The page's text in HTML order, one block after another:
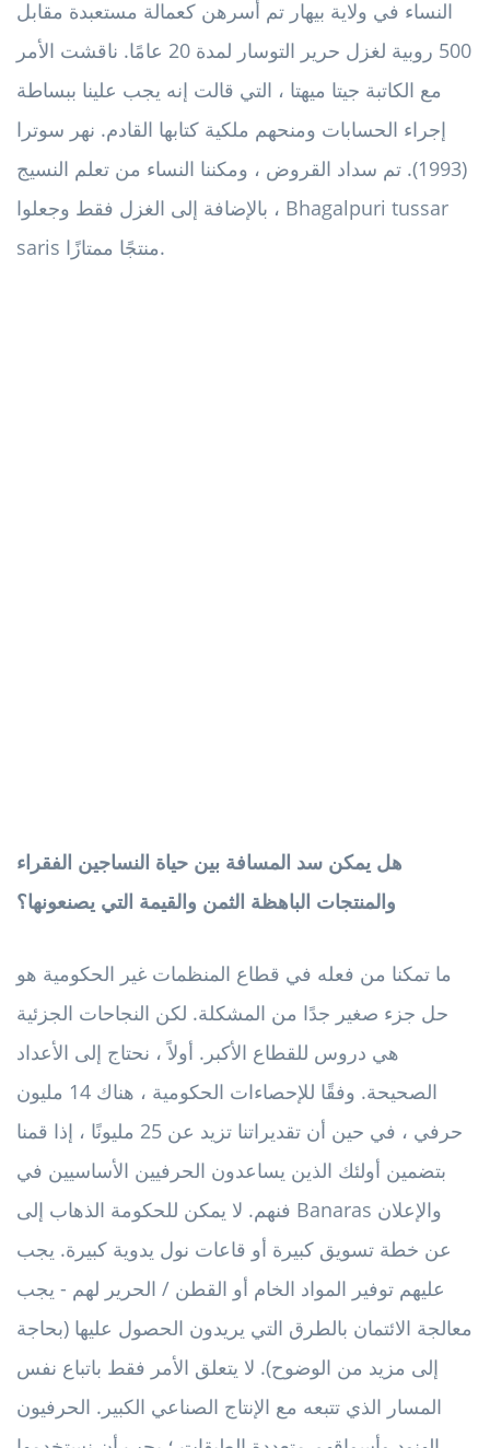
النساء في ولاية بيهار تم أسرهن كعمالة مستعبدة مقابل
500 روبية لغزل حرير التوسار لمدة 20 عامًا. ناقشت الأمر
مع الكاتبة جيتا ميهتا ، التي قالت إنه يجب علينا ببساطة
إجراء الحسابات ومنحهم ملكية كتابها القادم. نهر سوترا
(1993). تم سداد القروض ، ومكننا النساء من تعلم النسيج
، بالإضافة إلى الغزل فقط وجعلوا Bhagalpuri tussar
saris منتجًا ممتازًا.
هل يمكن سد المسافة بين حياة النساجين الفقراء
والمنتجات الباهظة الثمن والقيمة التي يصنعونها؟
ما تمكنا من فعله في قطاع المنظمات غير الحكومية هو
حل جزء صغير جدًا من المشكلة. لكن النجاحات الجزئية
هي دروس للقطاع الأكبر. أولاً ، نحتاج إلى الأعداد
الصحيحة. وفقًا للإحصاءات الحكومية ، هناك 14 مليون
حرفي ، في حين أن تقديراتنا تزيد عن 25 مليونًا ، إذا قمنا
بتضمين أولئك الذين يساعدون الحرفيين الأساسيين في
فنهم. لا يمكن للحكومة الذهاب إلى Banaras والإعلان
عن خطة تسويق كبيرة أو قاعات نول يدوية كبيرة. يجب
عليهم توفير المواد الخام أو القطن / الحرير لهم - يجب
معالجة الائتمان بالطرق التي يريدون الحصول عليها (بحاجة
إلى مزيد من الوضوح). لا يتعلق الأمر فقط باتباع نفس
المسار الذي تتبعه مع الإنتاج الصناعي الكبير. الحرفيون